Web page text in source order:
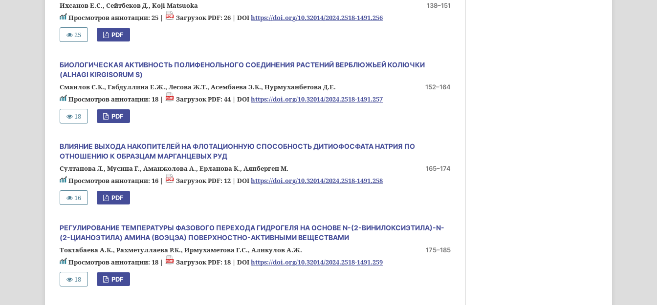
Ихсанов Е.С., Сейтбеков Д., Koji Matsuoka 138–151
Просмотров аннотации: 25 | Загрузок PDF: 26 | DOIhttps://doi.org/10.32014/2024.2518-1491.256
25
PDF
БИОЛОГИЧЕСКАЯ АКТИВНОСТЬ ПОЛИФЕНОЛЬНОГО СОЕДИНЕНИЯ РАСТЕНИЙ ВЕРБЛЮЖЬЕЙ КОЛЮЧКИ
(ALHAGI KIRGISORUM S)
Смаилов С.К., Габдуллина Е.Ж., Лесова Ж.Т., Асембаева Э.К., Нурмуханбетова Д.Е. 152–164
Просмотров аннотации: 18 | Загрузок PDF: 44 | DOIhttps://doi.org/10.32014/2024.2518-1491.257
18
PDF
ВЛИЯНИЕ ВЫХОДА НАКОПИТЕЛЕЙ НА ФЛОТАЦИОННУЮ СПОСОБНОСТЬ ДИТИОФОСФАТА НАТРИЯ ПО
ОТНОШЕНИЮ К ОБРАЗЦАМ МАРГАНЦЕВЫХ РУД
Султанова Л., Мусина Г., Аманжолова А., Ерланова К., Аяпберген М. 165–174
Просмотров аннотации: 16 | Загрузок PDF: 12 | DOIhttps://doi.org/10.32014/2024.2518-1491.258
16
PDF
РЕГУЛИРОВАНИЕ ТЕМПЕРАТУРЫ ФАЗОВОГО ПЕРЕХОДА ГИДРОГЕЛЯ НА ОСНОВЕ N-(2-ВИНИЛОКСИЭТИЛА)-N-
(2-ЦИАНОЭТИЛА) АМИНА (ВОЭЦЭА) ПОВЕРХНОСТНО-АКТИВНЫМИ ВЕЩЕСТВАМИ
Токтабаева А.К., Рахметуллаева Р.К., Ирмухаметова Г.С., Аликулов А.Ж. 175–185
Просмотров аннотации: 18 | Загрузок PDF: 18 | DOIhttps://doi.org/10.32014/2024.2518-1491.259
18
PDF